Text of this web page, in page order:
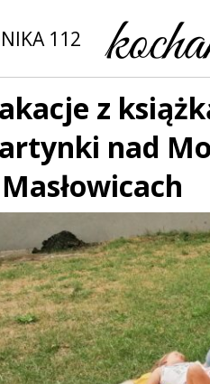
112
z
nad